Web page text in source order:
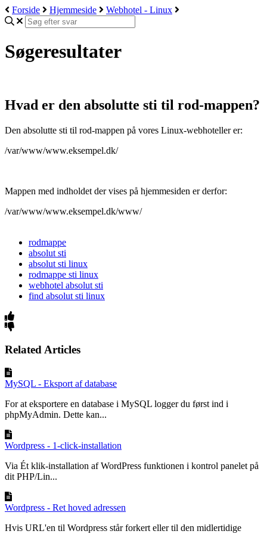
Forside Hjemmeside Webhotel - Linux
Søgeresultater
Hvad er den absolutte sti til rod-mappen?
Den absolutte sti til rod-mappen på vores Linux-webhoteller er:
/var/www/www.eksempel.dk/
Mappen med indholdet der vises på hjemmesiden er derfor:
/var/www/www.eksempel.dk/www/
rodmappe
absolut sti
absolut sti linux
rodmappe sti linux
webhotel absolut sti
find absolut sti linux
Related Articles
MySQL - Eksport af database
For at eksportere en database i MySQL logger du først ind i
phpMyAdmin. Dette kan...
Wordpress - 1-click-installation
Via Ét klik-installation af WordPress funktionen i kontrol panelet på
dit PHP/Lin...
Wordpress - Ret hoved adressen
Hvis URL'en til Wordpress står forkert eller til den midlertidige